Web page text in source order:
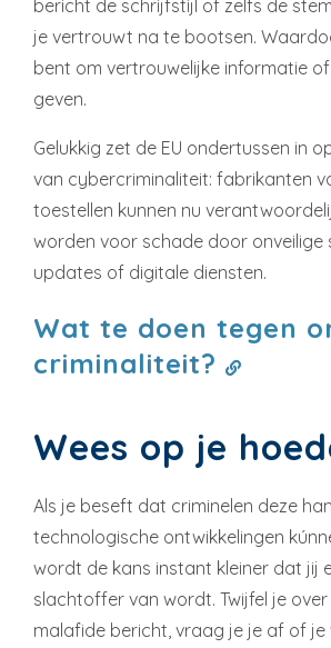
bericht de schrijfstijl of zelfs de
je vertrouwt na te bootsen.
bent om vertrouwelijke informatie
geven.
Gelukkig zet de EU ondertussen in
van cybercriminaliteit: fabrikanten
toestellen kunnen nu
worden voor schade door onveilige
updates of digitale diensten.
Wat te doen tegen
criminaliteit?
Wees op je
Als je beseft dat criminelen deze
technologische ontwikkelingen
wordt de kans instant kleiner dat jij
slachtoffer van wordt. Twijfel je
malafide bericht, vraag je je af of je